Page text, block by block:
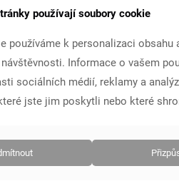
Číst více
používají soubory cookie
používáme k personalizaci
návštěvnosti. Informace o vašem
sociálních médií, reklamy a
jste jim poskytli nebo které